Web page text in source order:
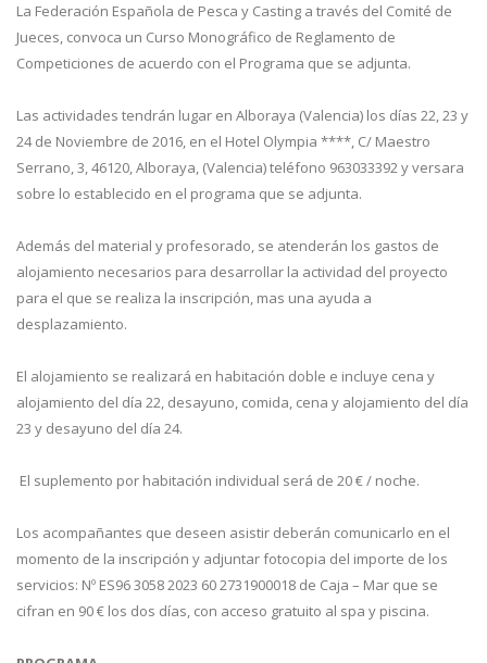
La Federación Española de Pesca y Casting a través del Comité de
Jueces, convoca un Curso Monográfico de Reglamento de
Competiciones de acuerdo con el Programa que se adjunta.
Las actividades tendrán lugar en Alboraya (Valencia) los días 22, 23 y
24 de Noviembre de 2016, en el Hotel Olympia ****, C/ Maestro
Serrano, 3, 46120, Alboraya, (Valencia) teléfono 963033392 y versara
sobre lo establecido en el programa que se adjunta.
Además del material y profesorado, se atenderán los gastos de
alojamiento necesarios para desarrollar la actividad del proyecto
para el que se realiza la inscripción, mas una ayuda a
desplazamiento.
El alojamiento se realizará en habitación doble e incluye cena y
alojamiento del día 22, desayuno, comida, cena y alojamiento del día
23 y desayuno del día 24.
El suplemento por habitación individual será de 20 € / noche.
Los acompañantes que deseen asistir deberán comunicarlo en el
momento de la inscripción y adjuntar fotocopia del importe de los
servicios: Nº ES96 3058 2023 60 2731900018 de Caja – Mar que se
cifran en 90 € los dos días, con acceso gratuito al spa y piscina.